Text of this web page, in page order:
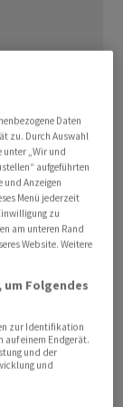
Jahre
Verbot sind
der
Wirkung»,
das
und
Rückzugsort
soll
Daten
zu. Durch Auswahl
unter „Wir und
aufgeführten
Anzeigen
Menü jederzeit
zu
am unteren Rand
Website. Weitere
Folgendes
zur Identifikation
einem Endgerät.
und der
und